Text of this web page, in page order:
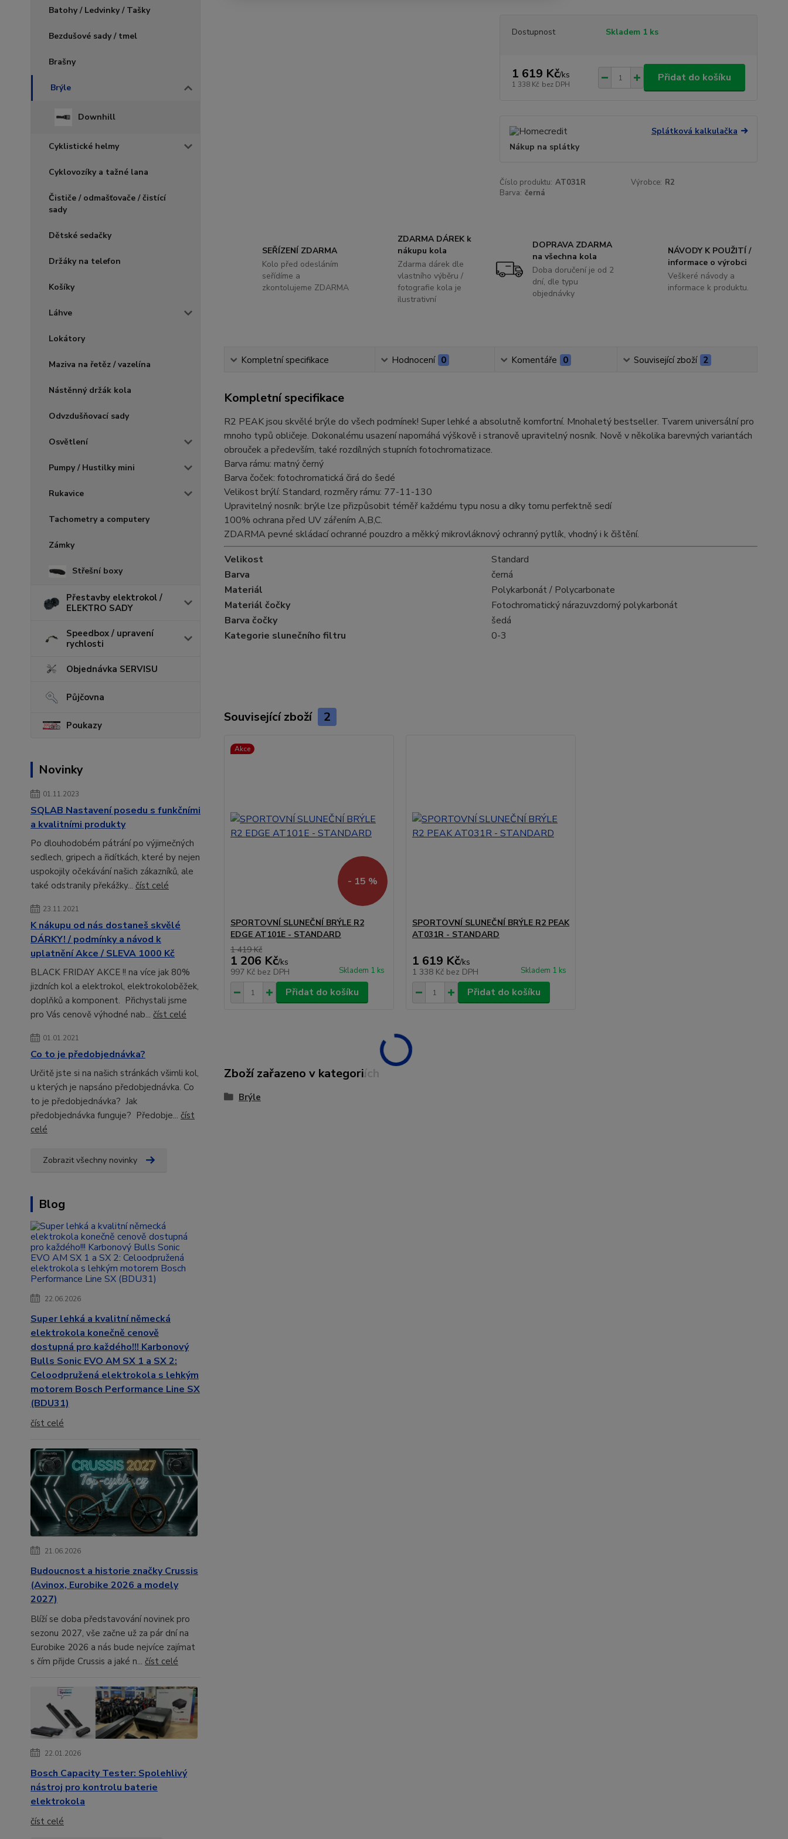
Batohy / Ledvinky / Tašky
Bezdušové sady / tmel
Brašny
Brýle
Downhill
Cyklistické helmy
Cyklovozíky a tažné lana
Čističe / odmašťovače / čistící
sady
Dětské sedačky
Držáky na telefon
Košíky
Láhve
Lokátory
Maziva na řetěz / vazelína
Nástěnný držák kola
Odvzdušňovací sady
Osvětlení
Pumpy / Hustilky mini
Rukavice
Tachometry a computery
Zámky
Střešní boxy
Přestavby elektrokol /
ELEKTRO SADY
Speedbox / upravení
rychlosti
Objednávka SERVISU
Půjčovna
Poukazy
Novinky
01.11.2023
SQLAB Nastavení posedu s funkčními
a kvalitními produkty
Po dlouhodobém pátrání po výjimečných
sedlech, gripech a řidítkách, které by nejen
uspokojily očekávání našich zákazníků, ale
také odstranily překážky... číst celé
23.11.2021
K nákupu od nás dostaneš skvělé
DÁRKY! / podmínky a návod k
uplatnění Akce / SLEVA 1000 Kč
BLACK FRIDAY AKCE !! na více jak 80%
jizdních kol a elektrokol, elektrokoloběžek,
doplňků a komponent. Přichystali jsme
pro Vás cenově výhodné nab... číst celé
01.01.2021
Co to je předobjednávka?
Určitě jste si na našich stránkách všimli kol,
u kterých je napsáno předobjednávka. Co
to je předobjednávka? Jak
předobjednávka funguje? Předobje... číst
celé
Zobrazit všechny novinky
Blog
22.06.2026
Super lehká a kvalitní německá
elektrokola konečně cenově
dostupná pro každého!!! Karbonový
Bulls Sonic EVO AM SX 1 a SX 2:
Celoodpružená elektrokola s lehkým
motorem Bosch Performance Line SX
(BDU31)
číst celé
21.06.2026
Budoucnost a historie značky Crussis
(Avinox, Eurobike 2026 a modely
2027)
Blíží se doba představování novinek pro
sezonu 2027, vše začne už za pár dní na
Eurobike 2026 a nás bude nejvíce zajímat
s čím přijde Crussis a jaké n... číst celé
22.01.2026
Bosch Capacity Tester: Spolehlivý
nástroj pro kontrolu baterie
elektrokola
číst celé
Dostupnost Skladem 1 ks
1 619 Kč/ks
1 338 Kč bez DPH
Přidat do košíku
Splátková kalkulačka
Nákup na splátky
Číslo produktu: AT031R Výrobce: R2
Barva: černá
SEŘÍZENÍ ZDARMA
Kolo před odesláním
seřídíme a
zkontolujeme ZDARMA
ZDARMA DÁREK k
nákupu kola
Zdarma dárek dle
vlastního výběru /
fotografie kola je
ilustrativní
DOPRAVA ZDARMA
na všechna kola
Doba doručení je od 2
dní, dle typu
objednávky
NÁVODY K POUŽITÍ /
informace o výrobci
Veškeré návody a
informace k produktu.
Kompletní specifikace Hodnocení 0 Komentáře 0 Související zboží 2
Kompletní specifikace
R2 PEAK jsou skvělé brýle do všech podmínek! Super lehké a absolutně komfortní. Mnohaletý bestseller. Tvarem universální pro
mnoho typů obličeje. Dokonalému usazení napomáhá výškově i stranově upravitelný nosník. Nově v několika barevných variantách
obrouček a především, také rozdílných stupních fotochromatizace.
Barva rámu: matný černý
Barva čoček: fotochromatická čirá do šedé
Velikost brýlí: Standard, rozměry rámu: 77-11-130
Upravitelný nosník: brýle lze přizpůsobit téměř každému typu nosu a díky tomu perfektně sedí
100% ochrana před UV zářením A,B,C.
ZDARMA pevné skládací ochranné pouzdro a měkký mikrovláknový ochranný pytlík, vhodný i k čištění.
Velikost
Standard
Barva
černá
Materiál
Polykarbonát / Polycarbonate
Materiál čočky
Fotochromatický nárazuvzdorný polykarbonát
Barva čočky
šedá
Kategorie slunečního filtru
0-3
Související zboží 2
Akce
- 15 %
SPORTOVNÍ SLUNEČNÍ BRÝLE R2
EDGE AT101E - STANDARD
1 419 Kč
1 206 Kč/ks
997 Kč bez DPH Skladem 1 ks
Přidat do košíku
SPORTOVNÍ SLUNEČNÍ BRÝLE R2 PEAK
AT031R - STANDARD
1 619 Kč/ks
1 338 Kč bez DPH Skladem 1 ks
Přidat do košíku
Zboží zařazeno v kategoriích
Brýle